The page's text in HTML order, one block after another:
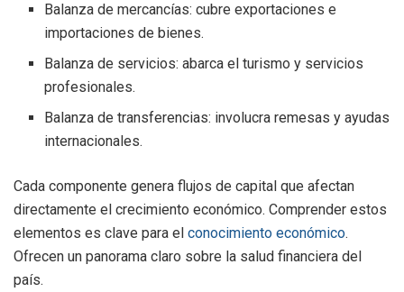
Balanza de mercancías: cubre exportaciones e
importaciones de bienes.
Balanza de servicios: abarca el turismo y servicios
profesionales.
Balanza de transferencias: involucra remesas y ayudas
internacionales.
Cada componente genera flujos de capital que afectan
directamente el crecimiento económico. Comprender estos
elementos es clave para el conocimiento económico.
Ofrecen un panorama claro sobre la salud financiera del
país.